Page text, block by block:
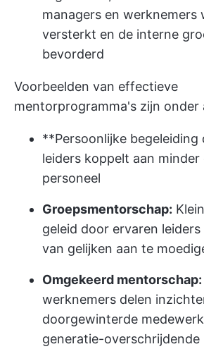
managers en werknemers
versterkt en de interne
bevorderd
Voorbeelden van effectieve
mentorprogramma's zijn onder
**Persoonlijke begeleiding
leiders koppelt aan minder
personeel
Groepsmentorschap:
geleid door ervaren
van gelijken aan te
Omgekeerd mentorschap:
werknemers delen
doorgewinterde
generatie-